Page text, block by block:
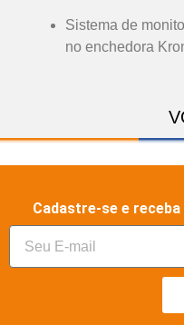
Sistema de
no enchedora
Cadastre-se e